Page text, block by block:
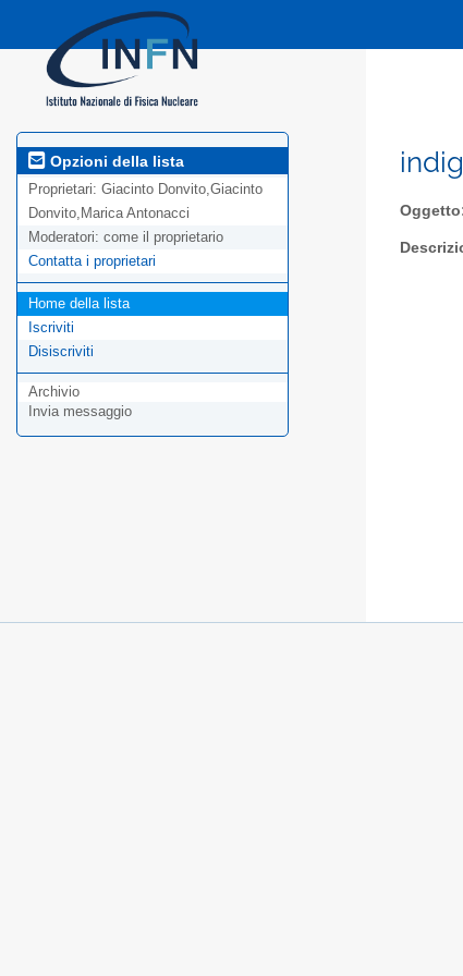
Opzioni della lista
Proprietari: Giacinto Donvito,Giacinto
Donvito,Marica Antonacci
Moderatori: come il proprietario
Contatta i proprietari
Home della lista
Iscriviti
Disiscriviti
Archivio
Invia messaggio